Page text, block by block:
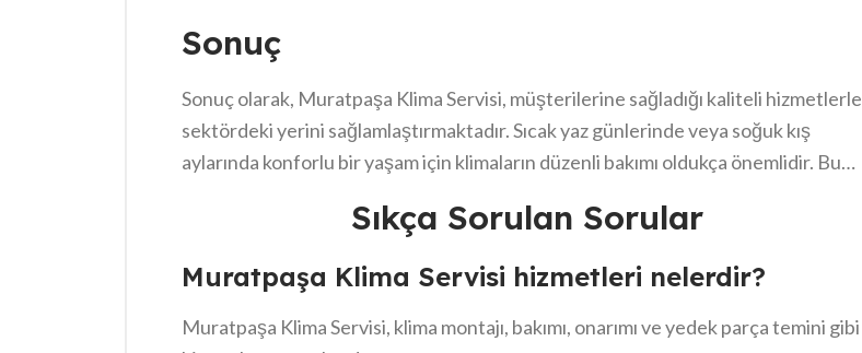
Sonuç
Sonuç olarak, Muratpaşa Klima Servisi, müşterilerine sağladığı kaliteli hizmetlerle
sektördeki yerini sağlamlaştırmaktadır. Sıcak yaz günlerinde veya soğuk kış
aylarında konforlu bir yaşam için klimaların düzenli bakımı oldukça önemlidir. Bu
sunmayı hedefliyorlar. Ayrıca, müşteri hizmetleri ile her an yanınızda olduklarını
memnuniyetine verdikleri değer de dikkat çekici. Böylelikle, Muratpaşa Klima
Servisi’nin sunduğu hizmetler hem pratik hem de güvenilir bir çözüm arayanlar için
Sıkça Sorulan Sorular
Muratpaşa Klima Servisi hizmetleri nelerdir?
Muratpaşa Klima Servisi, klima montajı, bakımı, onarımı ve yedek parça temini gibi